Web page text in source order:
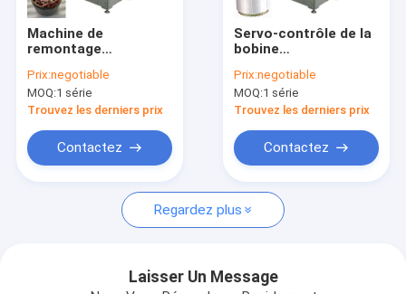
Machine de
remontage
moteur de torsion
Remueur d'aiguille
pour stator à trois
Prix:negotiable
MOQ:1 série
Trouvez les derniers prix
Contactez
Servo-contrôle de la
bobine
l'armure du moteur
électrique à un seul
stade
Prix:negotiable
MOQ:1 série
Trouvez les derniers prix
Contactez
Regardez plus
Laisser Un Message